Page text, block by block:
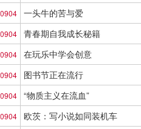
一头牛的苦与爱
青春期自我成长秘籍
在玩乐中学会创意
图书节正在流行
“物质主义在流血”
欧茨：写小说如同装机车